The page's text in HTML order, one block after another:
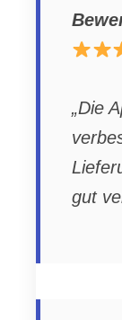
„Die
gut